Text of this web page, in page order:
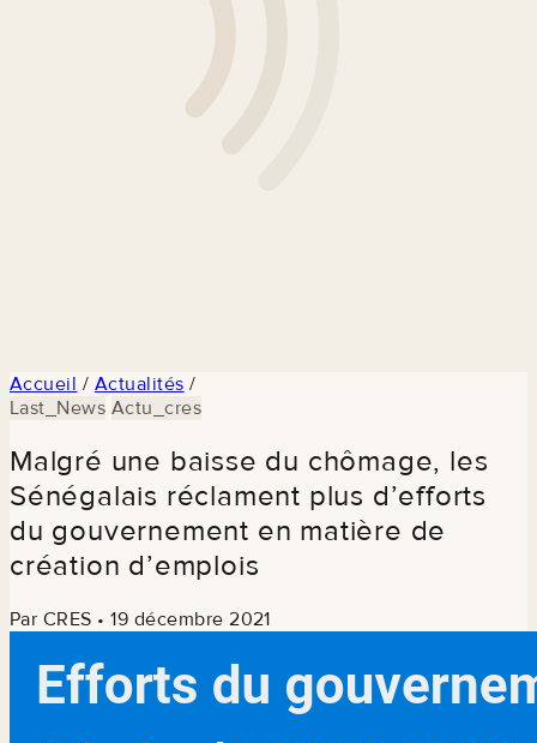
Accueil / Actualités /
Last_News Actu_cres
Malgré une baisse du chômage, les
Sénégalais réclament plus d’efforts
du gouvernement en matière de
création d’emplois
Par CRES • 19 décembre 2021